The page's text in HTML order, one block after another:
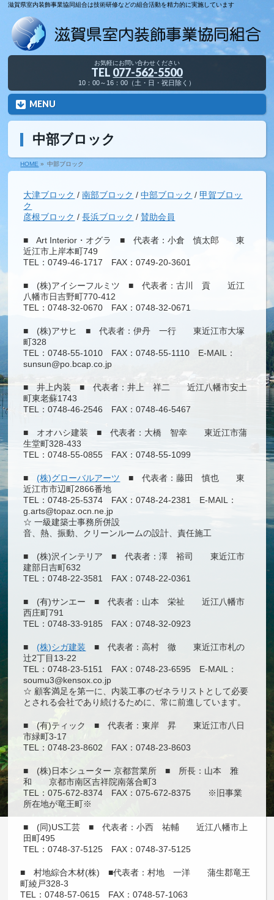
滋賀県室内装飾事業協同組合は技術研修などの組合活動を精力的に実施しています
お気軽にお問い合わせください
TEL 077-562-5500
10：00～16：00（土・日・祝日除く）
MENU
中部ブロック
HOME » 中部ブロック
大津ブロック /南部ブロック /中部ブロック / 甲賀ブロッ
ク
彦根ブロック /長浜ブロック /賛助会員
■ Art Interior・オグラ ■ 代表者：小倉 慎太郎 東
近江市上岸本町749
TEL：0749-46-1717 FAX：0749-20-3601
■ (株)アイシーフルミツ ■ 代表者：古川 貢 近江
八幡市日吉野町770-412
TEL：0748-32-0670 FAX：0748-32-0671
■ (株)アサヒ ■ 代表者：伊丹 一行 東近江市大塚
町328
TEL：0748-55-1010 FAX：0748-55-1110 E-MAIL：
sunsun@po.bcap.co.jp
■ 井上内装 ■ 代表者：井上 祥二 近江八幡市安土
町東老蘇1743
TEL：0748-46-2546 FAX：0748-46-5467
■ オオハシ建装 ■ 代表者：大橋 智幸 東近江市蒲
生堂町328-433
TEL：0748-55-0855 FAX：0748-55-1099
■(株)グローバルアーツ ■ 代表者：藤田 慎也 東
近江市市辺町2866番地
TEL：0748-25-5374 FAX：0748-24-2381 E-MAIL：
g.arts@topaz.ocn.ne.jp
☆ 一級建築士事務所併設
音、熱、振動、クリーンルームの設計、責任施工
■ (株)沢インテリア ■ 代表者：澤 裕司 東近江市
建部日吉町632
TEL：0748-22-3581 FAX：0748-22-0361
■ (有)サンエー ■ 代表者：山本 栄祉 近江八幡市
西庄町791
TEL：0748-33-9185 FAX：0748-32-0923
■ (株)シガ建装 ■ 代表者：高村 徹 東近江市札の
辻2丁目13-22
TEL：0748-23-5151 FAX：0748-23-6595 E-MAIL：
soumu3@kensox.co.jp
☆ 顧客満足を第一に、内装工事のゼネラリストとして必要
とされる会社であり続けるために、常に前進しています。
■ (有)ティック ■ 代表者：東岸 昇 東近江市八日
市緑町3-17
TEL：0748-23-8602 FAX：0748-23-8603
■ (株)日本シューター 京都営業所 ■ 所長：山本 雅
和 京都市南区吉祥院南落合町3
TEL：075-672-8374 FAX：075-672-8375 ※旧事業
所在地が竜王町※
■ (同)US工芸 ■ 代表者：小西 祐輔 近江八幡市上
田町495
TEL：0748-37-5125 FAX：0748-37-5125
■ 村地綜合木材(株) ■代表者：村地 一洋 蒲生郡竜王
町綾戸328-3
TEL：0748-57-0615 FAX：0748-57-1063